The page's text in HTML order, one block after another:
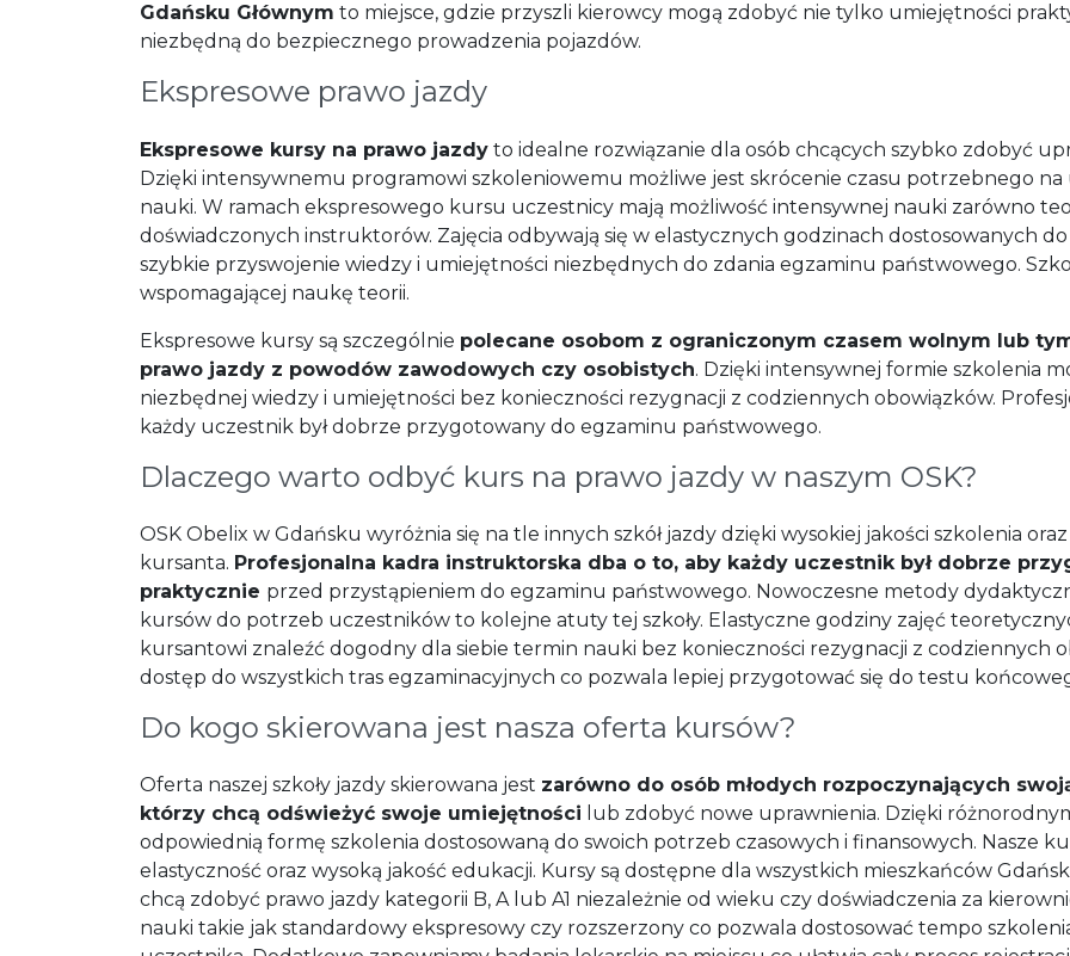
Gdańsku Głównym to miejsce, gdzie przyszli kierowcy mogą zdobyć nie tylko umiejętności
niezbędną do bezpiecznego prowadzenia pojazdów.
Ekspresowe prawo jazdy
Ekspresowe kursy na prawo jazdy to idealne rozwiązanie dla osób chcących szybko zdobyć
Dzięki intensywnemu programowi szkoleniowemu możliwe jest skrócenie czasu potrzebnego
nauki. W ramach ekspresowego kursu uczestnicy mają możliwość intensywnej nauki zarówno
doświadczonych instruktorów. Zajęcia odbywają się w elastycznych godzinach dostosowanych
szybkie przyswojenie wiedzy i umiejętności niezbędnych do zdania egzaminu państwowego.
wspomagającej naukę teorii.
Ekspresowe kursy są szczególnie polecane osobom z ograniczonym czasem wolnym lub
prawo jazdy z powodów zawodowych czy osobistych. Dzięki intensywnej formie szkolenia
niezbędnej wiedzy i umiejętności bez konieczności rezygnacji z codziennych obowiązków.
każdy uczestnik był dobrze przygotowany do egzaminu państwowego.
Dlaczego warto odbyć kurs na prawo jazdy w naszym OSK?
OSK Obelix w Gdańsku wyróżnia się na tle innych szkół jazdy dzięki wysokiej jakości szkolenia
kursanta. Profesjonalna kadra instruktorska dba o to, aby każdy uczestnik był dobrze
praktycznie przed przystąpieniem do egzaminu państwowego. Nowoczesne metody
kursów do potrzeb uczestników to kolejne atuty tej szkoły. Elastyczne godziny zajęć
kursantowi znaleźć dogodny dla siebie termin nauki bez konieczności rezygnacji z codziennych
dostęp do wszystkich tras egzaminacyjnych co pozwala lepiej przygotować się do testu
Do kogo skierowana jest nasza oferta kursów?
Oferta naszej szkoły jazdy skierowana jest zarówno do osób młodych rozpoczynających
którzy chcą odświeżyć swoje umiejętności lub zdobyć nowe uprawnienia. Dzięki
odpowiednią formę szkolenia dostosowaną do swoich potrzeb czasowych i finansowych. Nasze
elastyczność oraz wysoką jakość edukacji. Kursy są dostępne dla wszystkich mieszkańców
chcą zdobyć prawo jazdy kategorii B, A lub A1 niezależnie od wieku czy doświadczenia za
nauki takie jak standardowy ekspresowy czy rozszerzony co pozwala dostosować tempo